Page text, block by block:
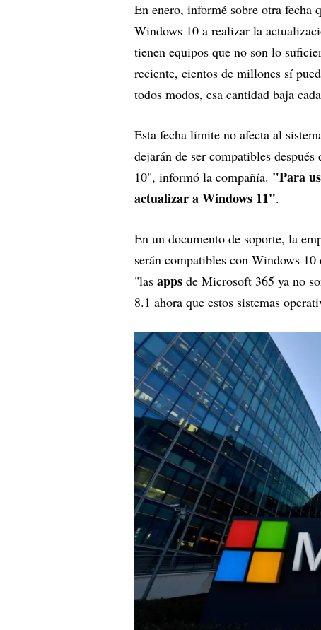
En enero, informé sobre otra fecha
Windows 10 a realizar la
tienen equipos que no son lo
reciente, cientos de millones sí
todos modos, esa cantidad baja
Esta fecha límite no afecta al
dejarán de ser compatibles
10", informó la compañía. "Para
actualizar a Windows 11".
En un documento de soporte, la
serán compatibles con Windows
"las apps de Microsoft 365 ya no
8.1 ahora que estos sistemas